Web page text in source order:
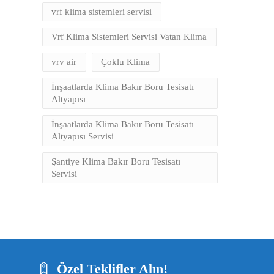
vrf klima sistemleri servisi
Vrf Klima Sistemleri Servisi Vatan Klima
vrv air Çoklu Klima
İnşaatlarda Klima Bakır Boru Tesisatı
Altyapısı
İnşaatlarda Klima Bakır Boru Tesisatı
Altyapısı Servisi
Şantiye Klima Bakır Boru Tesisatı
Servisi
Özel Teklifler Alın!